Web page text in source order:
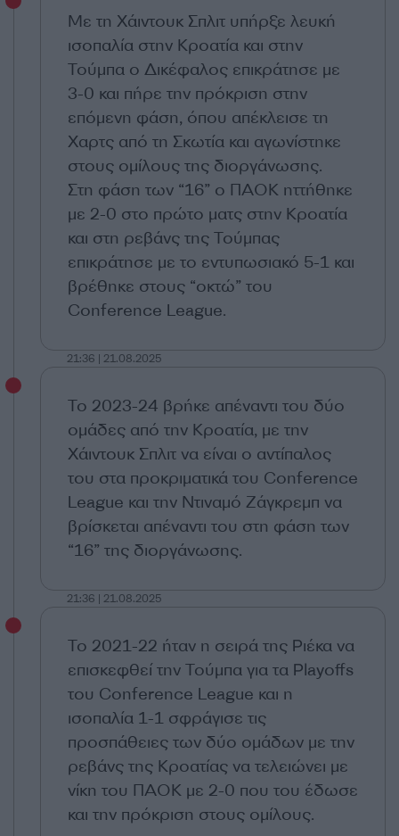
Με τη Χάιντουκ Σπλιτ υπήρξε λευκή
ισοπαλία στην Κροατία και στην
Τούμπα ο Δικέφαλος επικράτησε με
3-0 και πήρε την πρόκριση στην
επόμενη φάση, όπου απέκλεισε τη
Χαρτς από τη Σκωτία και αγωνίστηκε
στους ομίλους της διοργάνωσης.
Στη φάση των “16” ο ΠΑΟΚ ηττήθηκε
με 2-0 στο πρώτο ματς στην Κροατία
και στη ρεβάνς της Τούμπας
επικράτησε με το εντυπωσιακό 5-1 και
βρέθηκε στους “οκτώ” του
Conference League.
21:36 | 21.08.2025
Το 2023-24 βρήκε απέναντι του δύο
ομάδες από την Κροατία, με την
Χάιντουκ Σπλιτ να είναι ο αντίπαλος
του στα προκριματικά του Conference
League και την Ντιναμό Ζάγκρεμπ να
βρίσκεται απέναντι του στη φάση των
“16” της διοργάνωσης.
21:36 | 21.08.2025
Το 2021-22 ήταν η σειρά της Ριέκα να
επισκεφθεί την Τούμπα για τα Playoffs
του Conference League και η
ισοπαλία 1-1 σφράγισε τις
προσπάθειες των δύο ομάδων με την
ρεβάνς της Κροατίας να τελειώνει με
νίκη του ΠΑΟΚ με 2-0 που του έδωσε
και την πρόκριση στους ομίλους.